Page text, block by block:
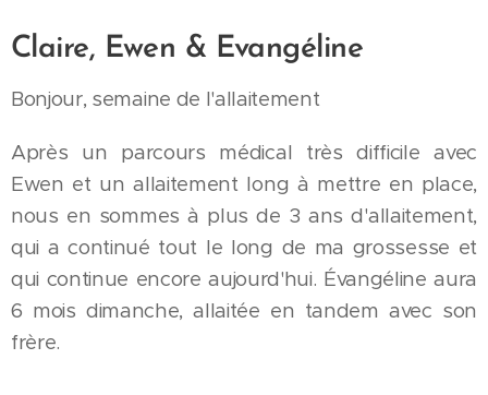
Claire, Ewen & Evangéline
Bonjour, semaine de l'allaitement 😊
Après un parcours médical très difficile avec
Ewen et un allaitement long à mettre en place,
nous en sommes à plus de 3 ans d'allaitement,
qui a continué tout le long de ma grossesse et
qui continue encore aujourd'hui. Évangéline aura
6 mois dimanche, allaitée en tandem avec son
frère.